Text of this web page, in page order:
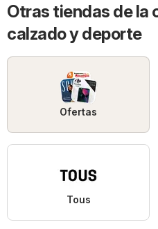
Otras tiendas de la
calzado y deporte
Ofertas
Tous